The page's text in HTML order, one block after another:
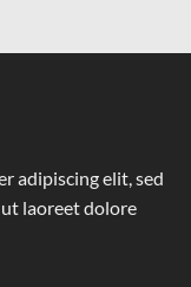
adipiscing elit, sed
laoreet dolore